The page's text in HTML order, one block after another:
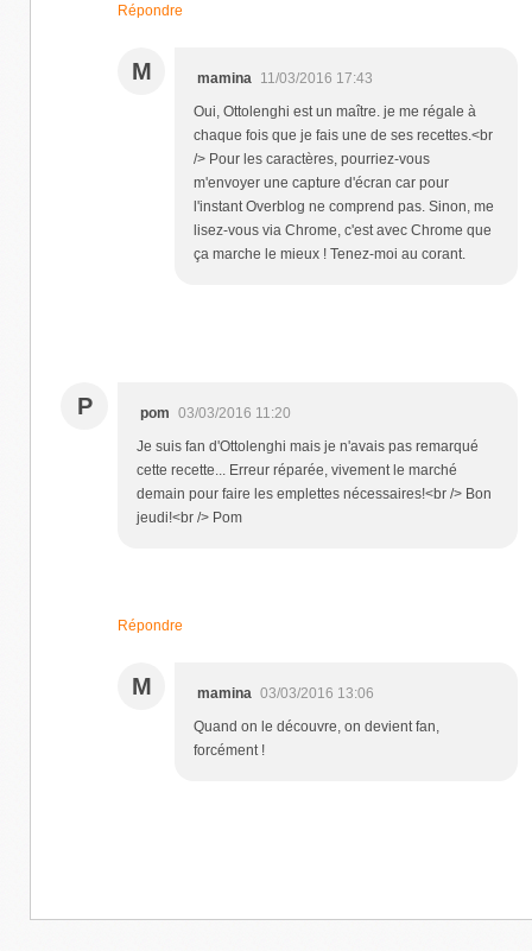
Répondre
M mamina
11/03/2016 17:43
Oui, Ottolenghi est un maître. je me régale à
chaque fois que je fais une de ses recettes.<br
/> Pour les caractères, pourriez-vous
m'envoyer une capture d'écran car pour
l'instant Overblog ne comprend pas. Sinon, me
lisez-vous via Chrome, c'est avec Chrome que
ça marche le mieux ! Tenez-moi au corant.
P pom 03/03/2016 11:20
Je suis fan d'Ottolenghi mais je n'avais pas remarqué
cette recette... Erreur réparée, vivement le marché
demain pour faire les emplettes nécessaires!<br /> Bon
jeudi!<br /> Pom
Répondre
M mamina 03/03/2016 13:06
Quand on le découvre, on devient fan,
forcément !